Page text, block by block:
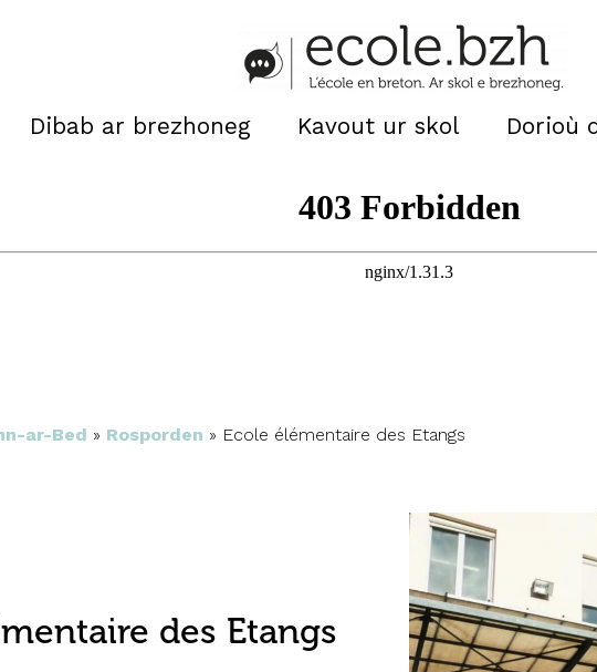
Dibab ar brezhoneg Kavout ur skol Dorioù
ar-Bed » Rosporden » Ecole élémentaire des Etangs
des Etangs